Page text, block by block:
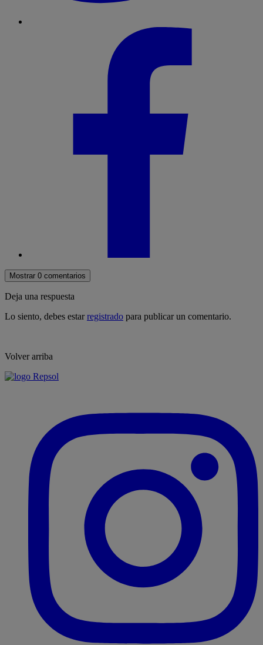
Mostrar 0 comentarios
Deja una respuesta
Lo siento, debes estarregistrado para publicar un comentario.
Volver arriba